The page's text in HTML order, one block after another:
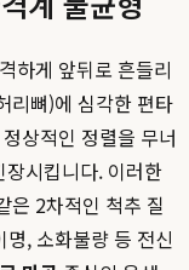
하게 앞뒤로 흔들리
리뼈)에 심각한 편타
상적인 정렬을 무너
시킵니다. 이러한
은 2차적인 척추 질
, 소화불량 등 전신